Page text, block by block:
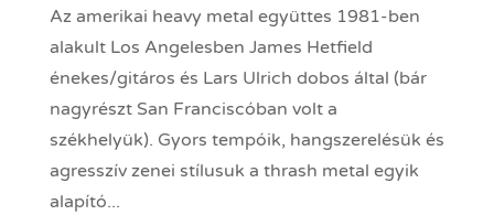
Az amerikai heavy metal együttes 1981-ben
alakult Los Angelesben James Hetfield
énekes/gitáros és Lars Ulrich dobos által (bár
nagyrészt San Franciscóban volt a
székhelyük). Gyors tempóik, hangszerelésük és
agresszív zenei stílusuk a thrash metal egyik
alapító...